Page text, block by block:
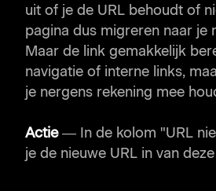
uit of je de URL behoudt of
pagina dus migreren naar je
Maar de link gemakkelijk
navigatie of interne links,
je nergens rekening mee
Actie— In de kolom "URL
je de nieuwe URL in van